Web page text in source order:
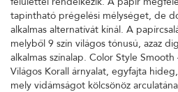
tapintható prégelési mélységet, de
alkalmas alternatívát kínál. A
melyből 9 szín világos tónusú, azaz
alkalmas színalap. Color Style
Világos Korall árnyalat, egyfajta
mely vidámságot kölcsönöz